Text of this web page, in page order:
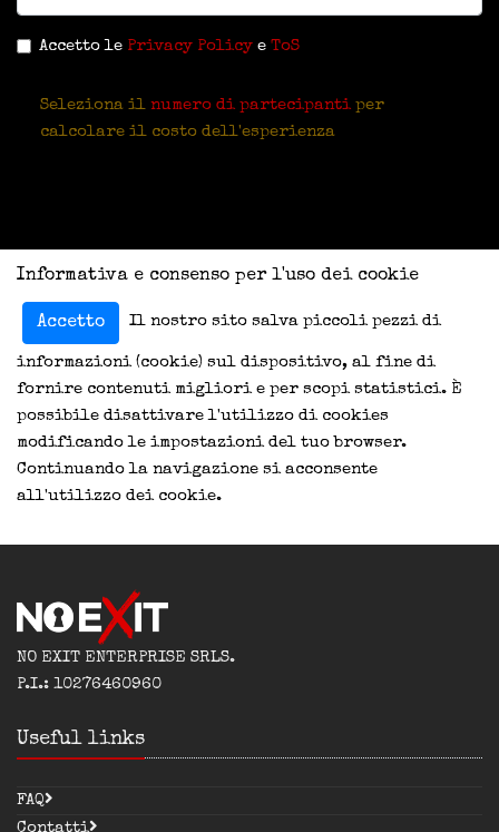
Accetto le Privacy Policy e ToS
Seleziona il numero di partecipanti per
calcolare il costo dell'esperienza
Informativa e consenso per l'uso dei cookie
Accetto Il nostro sito salva piccoli pezzi di
informazioni (cookie) sul dispositivo, al fine di
fornire contenuti migliori e per scopi statistici. È
possibile disattivare l'utilizzo di cookies
modificando le impostazioni del tuo browser.
Continuando la navigazione si acconsente
all'utilizzo dei cookie.
NO EXIT ENTERPRISE SRLS.
P.I.: 10276460960
Useful links
FAQ
Contatti